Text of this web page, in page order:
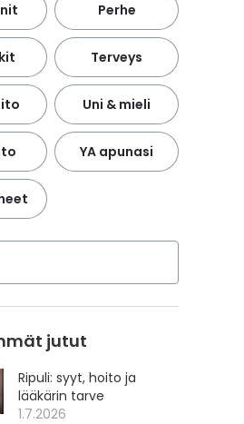
Perhe
Terveys
Uni & mieli
YA apunasi
jutut
Ripuli: syyt, hoito ja
lääkärin tarve
1.7.2026